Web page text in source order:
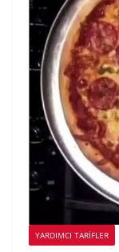
YARDIMCI TARIFLER